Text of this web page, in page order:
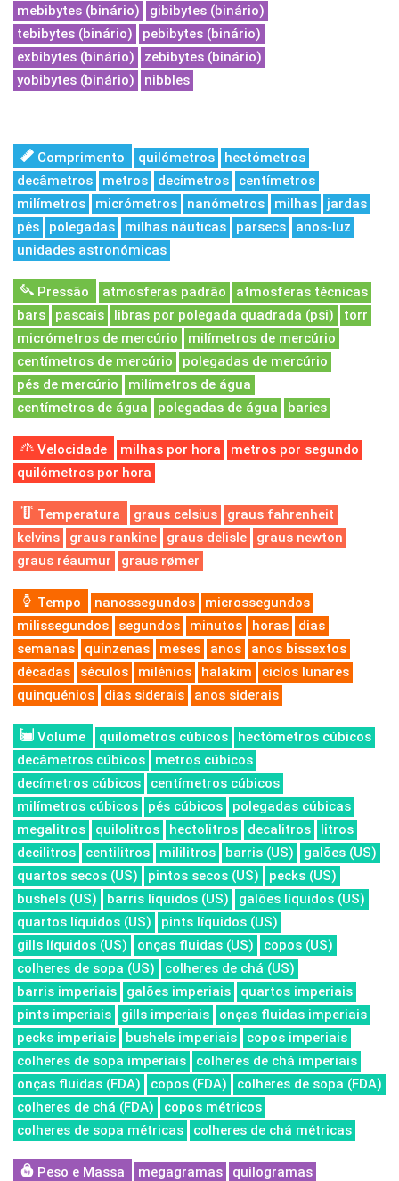
mebibytes (binário)
gibibytes (binário)
tebibytes (binário)
pebibytes (binário)
exbibytes (binário)
zebibytes (binário)
yobibytes (binário)
nibbles
Comprimento quilómetros
hectómetros
decâmetros
metros decímetros
centímetros
milímetros
micrómetros nanómetros milhas
jardas
pés
polegadas milhas náuticas parsecs
anos-luz
unidades astronómicas
Pressão atmosferas padrão
atmosferas técnicas
bars
pascais libras por polegada quadrada (psi)
torr
micrómetros de mercúrio
milímetros de mercúrio
centímetros de mercúrio
polegadas de mercúrio
pés de mercúrio
milímetros de água
centímetros de água
polegadas de água baries
Velocidade milhas por hora
metros por segundo
quilómetros por hora
Temperatura graus celsius
graus fahrenheit
kelvins
graus rankine graus delisle
graus newton
graus réaumur
graus rømer
Tempo nanossegundos
microssegundos
milissegundos
segundos minutos horas
dias
semanas
quinzenas meses anos
anos bissextos
décadas
séculos milénios halakim
ciclos lunares
quinquénios
dias siderais anos siderais
Volume quilómetros cúbicos
hectómetros cúbicos
decâmetros cúbicos
metros cúbicos
decímetros cúbicos
centímetros cúbicos
milímetros cúbicos
pés cúbicos
polegadas cúbicas
megalitros
quilolitros hectolitros decalitros
litros
decilitros
centilitros mililitros barris (US)
galões (US)
quartos secos (US)
pintos secos (US)
pecks (US)
bushels (US)
barris líquidos (US)
galões líquidos (US)
quartos líquidos (US)
pints líquidos (US)
gills líquidos (US)
onças fluidas (US)
copos (US)
colheres de sopa (US)
colheres de chá (US)
barris imperiais
galões imperiais
quartos imperiais
pints imperiais
gills imperiais
onças fluidas imperiais
pecks imperiais
bushels imperiais
copos imperiais
colheres de sopa imperiais
colheres de chá imperiais
onças fluidas (FDA)
copos (FDA)
colheres de sopa (FDA)
colheres de chá (FDA)
copos métricos
colheres de sopa métricas
colheres de chá métricas
Peso e Massa megagramas quilogramas